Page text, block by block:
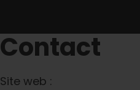
Contact
Site web :